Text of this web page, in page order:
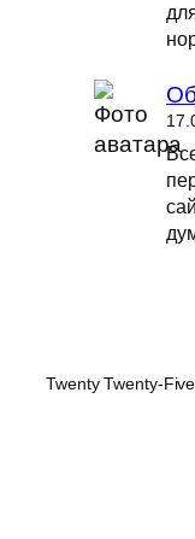
Twenty Twenty-Five